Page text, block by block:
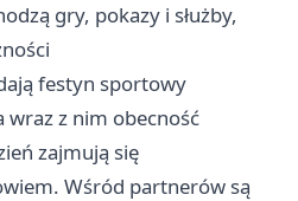
gry, pokazy i służby,
festyn sportowy
wraz z nim obecność
zajmują się
Wśród partnerów są